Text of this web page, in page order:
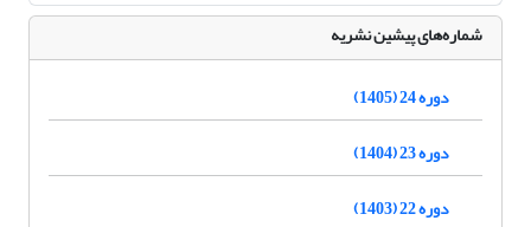
شماره‌های پیشین نشریه
دوره 24 (1405)
دوره 23 (1404)
دوره 22 (1403)